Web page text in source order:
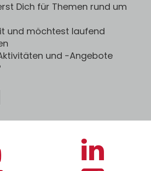
Dich für Themen rund um
und möchtest laufend
und -Angebote